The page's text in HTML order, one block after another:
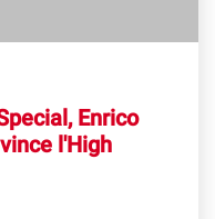
Enrico
l'High